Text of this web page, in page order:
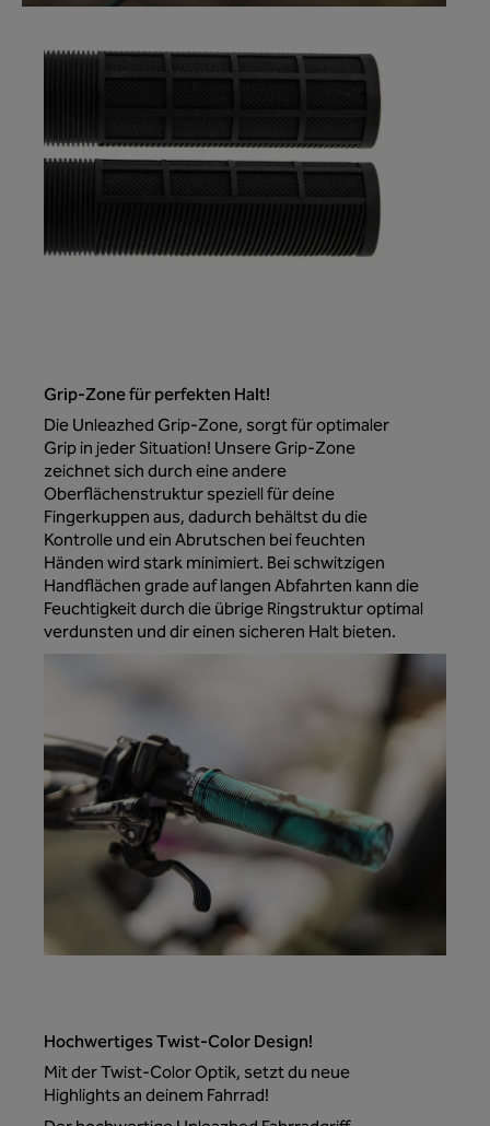
Grip-Zone für perfekten Halt!
Die Unleazhed Grip-Zone, sorgt für optimaler
Grip in jeder Situation! Unsere Grip-Zone
zeichnet sich durch eine andere
Oberflächenstruktur speziell für deine
Fingerkuppen aus, dadurch behältst du die
Kontrolle und ein Abrutschen bei feuchten
Händen wird stark minimiert. Bei schwitzigen
Handflächen grade auf langen Abfahrten kann die
Feuchtigkeit durch die übrige Ringstruktur optimal
verdunsten und dir einen sicheren Halt bieten.
Hochwertiges Twist-Color Design!
Mit der Twist-Color Optik, setzt du neue
Highlights an deinem Fahrrad!